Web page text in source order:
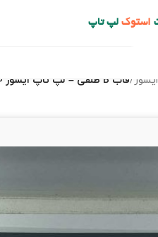
استوک لپ تاپ
ایسوز /قاب B طلقی – لپ تاپ ایسوز UX50